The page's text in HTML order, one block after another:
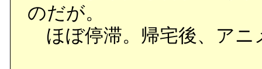
のだが。
ほぼ停滞。帰宅後、アニ